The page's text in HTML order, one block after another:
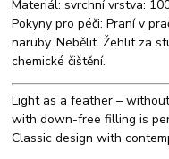
Materiál: svrchní vrstva:
Pokyny pro péči: Praní v
naruby. Nebělit. Žehlit za
chemické čištění.
Light as a feather –
with down-free filling is
Classic design with